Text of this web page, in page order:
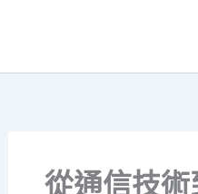
從通信技